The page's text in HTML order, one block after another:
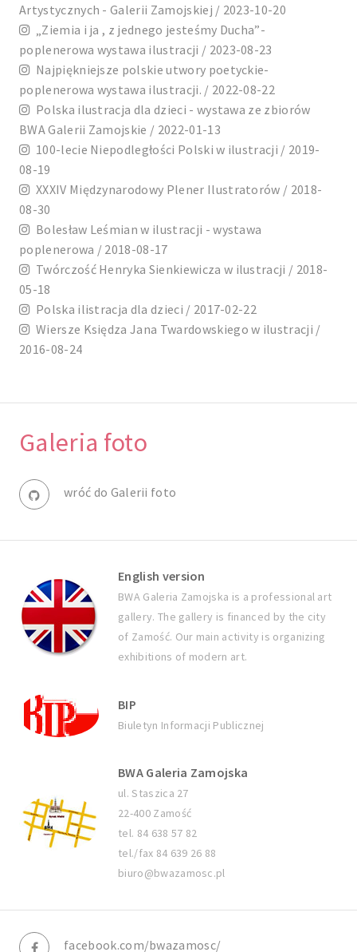
Artystycznych - Galerii Zamojskiej / 2023-10-20
„Ziemia i ja , z jednego jesteśmy Ducha”-
poplenerowa wystawa ilustracji / 2023-08-23
Najpiękniejsze polskie utwory poetyckie-
poplenerowa wystawa ilustracji. / 2022-08-22
Polska ilustracja dla dzieci - wystawa ze zbiorów
BWA Galerii Zamojskie / 2022-01-13
100-lecie Niepodległości Polski w ilustracji / 2019-
08-19
XXXIV Międzynarodowy Plener Ilustratorów / 2018-
08-30
Bolesław Leśmian w ilustracji - wystawa
poplenerowa / 2018-08-17
Twórczość Henryka Sienkiewicza w ilustracji / 2018-
05-18
Polska ilistracja dla dzieci / 2017-02-22
Wiersze Księdza Jana Twardowskiego w ilustracji /
2016-08-24
Galeria foto
wróć do Galerii foto
English version
BWA Galeria Zamojska is a professional art
gallery. The gallery is financed by the city
of Zamość. Our main activity is organizing
exhibitions of modern art.
BIP
Biuletyn Informacji Publicznej
BWA Galeria Zamojska
ul. Staszica 27
22-400 Zamość
tel. 84 638 57 82
tel./fax 84 639 26 88
biuro@bwazamosc.pl
facebook.com/bwazamosc/